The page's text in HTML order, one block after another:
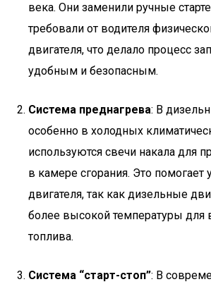
века. Они заменили ручные
требовали от водителя
двигателя, что делало процесс
удобным и безопасным.
Система преднагрева: В
особенно в холодных
используются свечи накала для
в камере сгорания. Это помогает
двигателя, так как дизельные
более высокой температуры для
топлива.
Система “старт-стоп”: В